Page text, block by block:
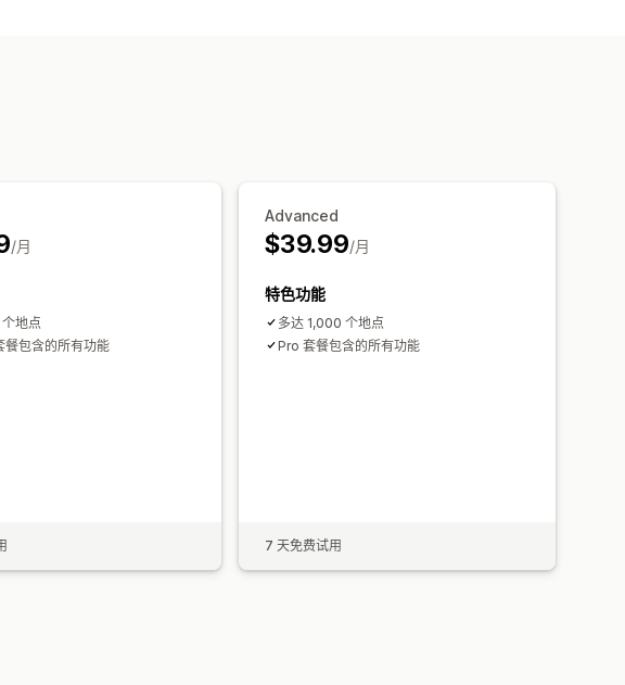
/月
地点
包含的所有功能
Advanced
$39.99/月
特色功能
多达 1,000 个地点
Pro 套餐包含的所有功能
7 天免费试用